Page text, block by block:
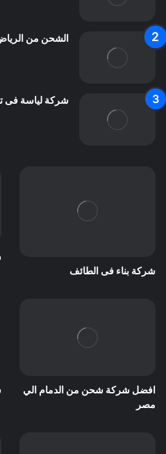
الشحن من
شركة لياسة فى
شركة بناء فى الطائف
افضل شركة شحن من الدمام الي
مصر